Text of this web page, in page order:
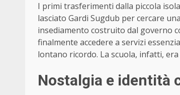
I primi trasferimenti dalla piccola
lasciato Gardi Sugdub per cercare
insediamento costruito dal governo
finalmente accedere a servizi
lontano ricordo. La scuola, infatti, era
Nostalgia e identità